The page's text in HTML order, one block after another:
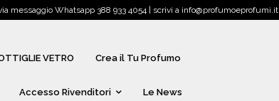
messaggio Whatsapp 388 933 4054 | scrivi a info@profumoeprofumi.it
VETRO Crea il Tu Profumo
Accesso Rivenditori Le News